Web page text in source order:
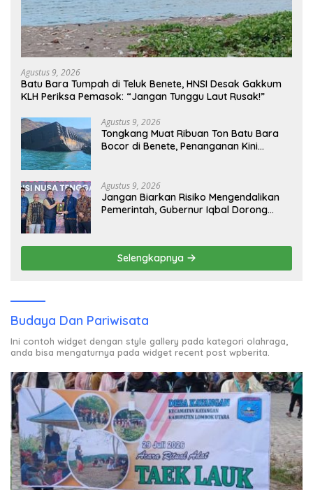
Agustus 9, 2026
Batu Bara Tumpah di Teluk Benete, HNSI Desak Gakkum
KLH Periksa Pemasok: “Jangan Tunggu Laut Rusak!”
Agustus 9, 2026
Tongkang Muat Ribuan Ton Batu Bara
Bocor di Benete, Penanganan Kini
Agustus 9, 2026
Jangan Biarkan Risiko Mengendalikan
Pemerintah, Gubernur Iqbal Dorong
Selengkapnya
Budaya Dan Pariwisata
Ini contoh widget dengan style gallery pada kategori olahraga,
anda bisa mengaturnya pada widget recent post wpberita.